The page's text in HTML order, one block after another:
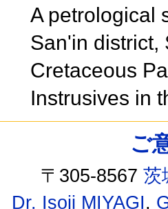
A petrological
San'in district,
Cretaceous
Instrusives in
ご
〒305-8567茨
Dr. Isoji MIYAGI,